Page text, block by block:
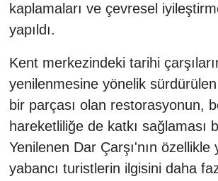
kaplamaları ve çevresel
yapıldı.
Kent merkezindeki tarihi
yenilenmesine yönelik sürdürülen
bir parçası olan restorasyonun,
hareketliliğe de katkı sağlaması
Yenilenen Dar Çarşı'nın özellikle
yabancı turistlerin ilgisini daha